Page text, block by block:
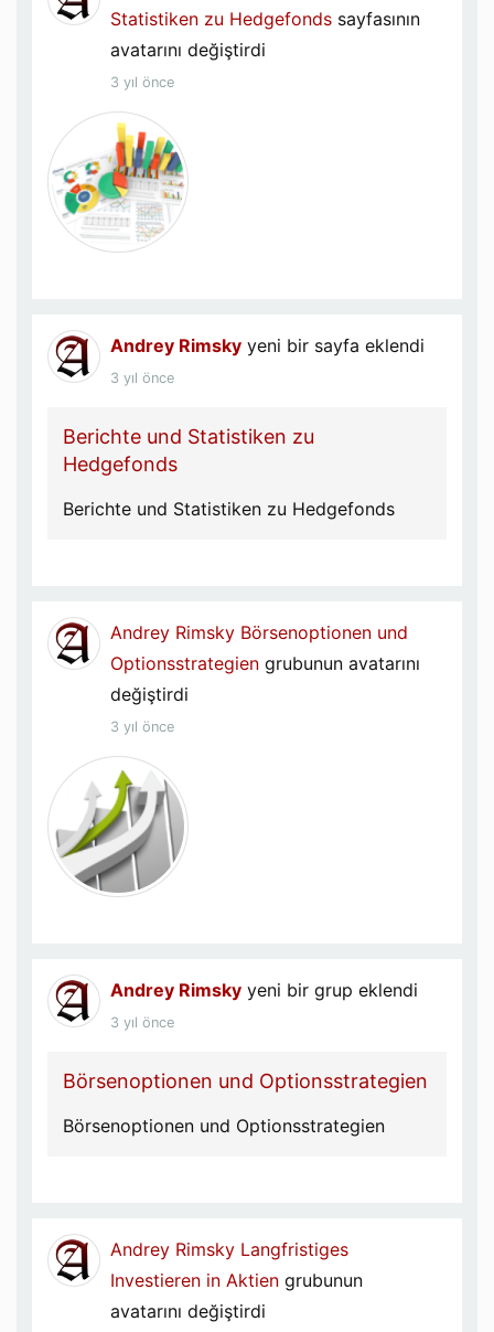
Statistiken zu Hedgefondssayfasının
avatarını değiştirdi
3 yıl önce
Andrey Rimsky yeni bir sayfa eklendi
3 yıl önce
Berichte und Statistiken zu
Hedgefonds
Berichte und Statistiken zu Hedgefonds
Andrey Rimsky Börsenoptionen und
Optionsstrategiengrubunun avatarını
değiştirdi
3 yıl önce
Andrey Rimsky yeni bir grup eklendi
3 yıl önce
Börsenoptionen und Optionsstrategien
Börsenoptionen und Optionsstrategien
Andrey Rimsky Langfristiges
Investieren in Aktiengrubunun
avatarını değiştirdi